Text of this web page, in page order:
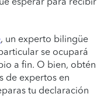
, un experto bilingüe
se ocupará
a fin. O bien, obtén
de expertos en
tu declaración